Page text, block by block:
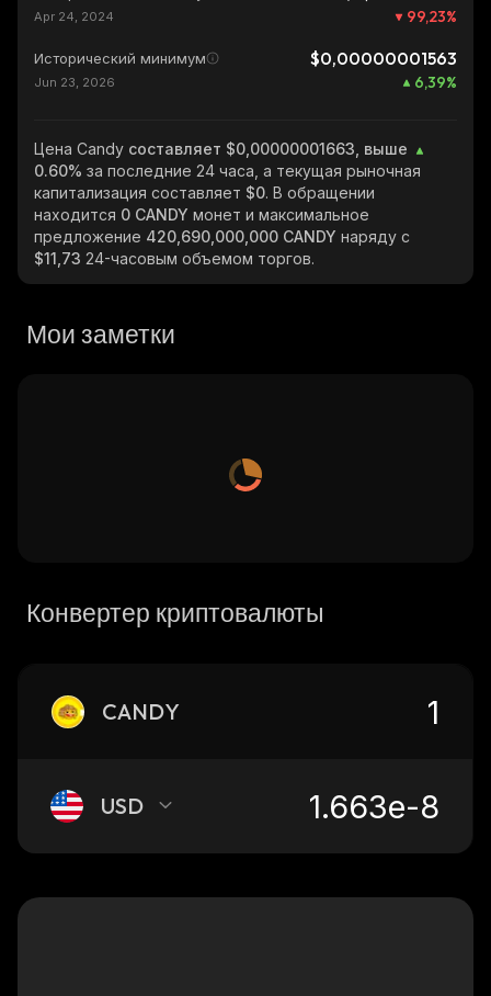
Apr 24, 2024 99,23%
Исторический минимум $0,00000001563
Jun 23, 2026 6,39%
Цена Candy составляет $0,00000001663, выше
0.60% за последние 24 часа, а текущая рыночная
капитализация составляет $0. В обращении
находится 0 CANDY монет и максимальное
предложение 420,690,000,000 CANDY наряду с
$11,73 24-часовым объемом торгов.
Мои заметки
Конвертер криптовалюты
CANDY
USD